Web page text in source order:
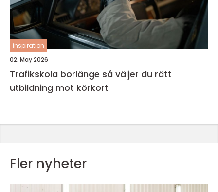
inspiration
02. May 2026
Trafikskola borlänge så väljer du rätt
utbildning mot körkort
Fler nyheter